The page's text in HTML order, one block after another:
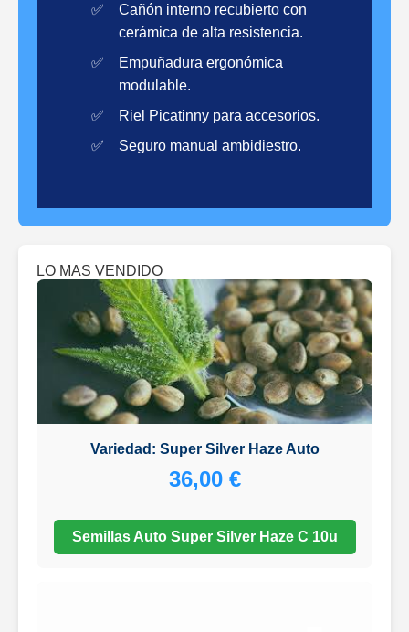
Cañón interno recubierto con
cerámica de alta resistencia.
Empuñadura ergonómica
modulable.
Riel Picatinny para accesorios.
Seguro manual ambidiestro.
LO MAS VENDIDO
Variedad: Super Silver Haze Auto
36,00 €
Semillas Auto Super Silver Haze C 10u